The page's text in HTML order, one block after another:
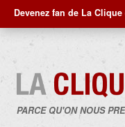
Devenez fan de La
PARCE QU'ON NOUS